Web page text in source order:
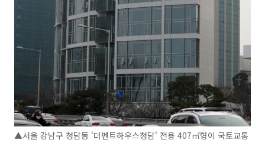
▲서울 강남구 청담동 '더펜트하우스청담' 전용 407㎡형이 국토교통